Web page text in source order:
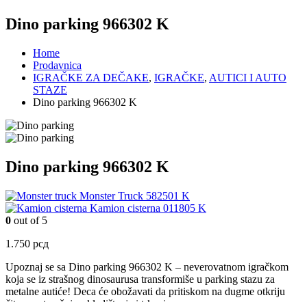
Dino parking 966302 K
Home
Prodavnica
IGRAČKE ZA DEČAKE, IGRAČKE, AUTICI I AUTO
STAZE
Dino parking 966302 K
Dino parking 966302 K
Monster Truck 582501 K
Kamion cisterna 011805 K
0 out of 5
1.750 рсд
Upoznaj se sa Dino parking 966302 K – neverovatnom igračkom
koja se iz strašnog dinosaurusa transformiše u parking stazu za
metalne autiće! Deca će obožavati da pritiskom na dugme otkriju